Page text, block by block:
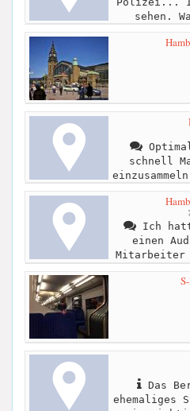
sehen.
schnell
Ich
einen
Mitarbeiter
Das
ehemaliges